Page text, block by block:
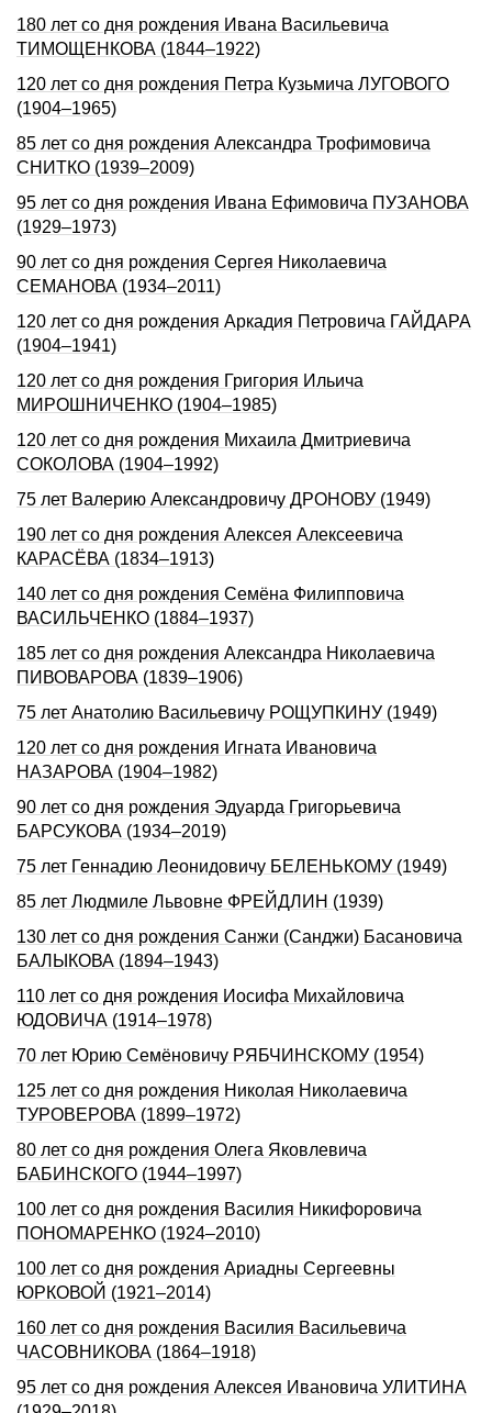
180 лет со дня рождения Ивана Васильевича
ТИМОЩЕHКОВА (1844–1922)
120 лет со дня рождения Петра Кузьмича ЛУГОВОГО
(1904–1965)
85 лет со дня рождения Александра Трофимовича
СНИТКО (1939–2009)
95 лет со дня рождения Ивана Ефимовича ПУЗАНОВА
(1929–1973)
90 лет со дня рождения Сергея Николаевича
СЕМАНОВА (1934–2011)
120 лет со дня рождения Аркадия Петровича ГАЙДАРА
(1904–1941)
120 лет со дня рождения Григория Ильича
МИРОШНИЧЕHКО (1904–1985)
120 лет со дня рождения Михаила Дмитриевича
СОКОЛОВА (1904–1992)
75 лет Валерию Александровичу ДРОНОВУ (1949)
190 лет со дня рождения Алексея Алексеевича
КАРАСЁВА (1834–1913)
140 лет со дня рождения Семёна Филипповича
ВАСИЛЬЧЕНКО (1884–1937)
185 лет со дня рождения Александра Николаевича
ПИВОВАРОВА (1839–1906)
75 лет Анатолию Васильевичу РОЩУПКИНУ (1949)
120 лет со дня рождения Игната Ивановича
НАЗАРОВА (1904–1982)
90 лет со дня рождения Эдуарда Григорьевича
БАРСУКОВА (1934–2019)
75 лет Геннадию Леонидовичу БЕЛЕНЬКОМУ (1949)
85 лет Людмиле Львовне ФРЕЙДЛИН (1939)
130 лет со дня pождения Санжи (Санджи) Басановича
БАЛЫКОВА (1894–1943)
110 лет со дня рождения Иосифа Михайловича
ЮДОВИЧА (1914–1978)
70 лет Юрию Семёновичу РЯБЧИНСКОМУ (1954)
125 лет со дня рождения Николая Николаевича
ТУРОВЕРОВА (1899–1972)
80 лет со дня рождения Олега Яковлевича
БАБИНСКОГО (1944–1997)
100 лет со дня рождения Василия Никифоровича
ПОНОМАРЕНКО (1924–2010)
100 лет со дня рождения Ариадны Сергеевны
ЮРКОВОЙ (1921–2014)
160 лет со дня pождения Василия Васильевича
ЧАСОВНИКОВА (1864–1918)
95 лет со дня рождения Алексея Ивановича УЛИТИНА